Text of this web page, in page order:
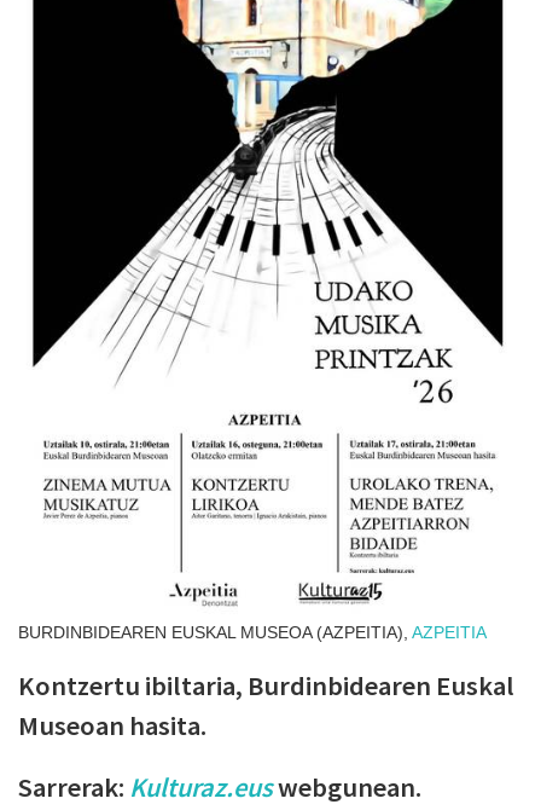
BURDINBIDEAREN EUSKAL MUSEOA (AZPEITIA), AZPEITIA
Kontzertu ibiltaria, Burdinbidearen Euskal
Museoan hasita.
Sarrerak: Kulturaz.euswebgunean.